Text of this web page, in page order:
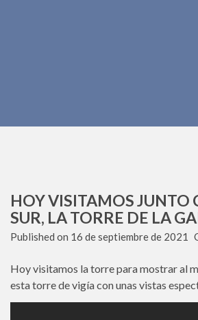
HOY VISITAMOS JUNTO
SUR, LA TORRE DE LA
Published on 16 de septiembre de 2021
Hoy visitamos la torre para mostrar al
esta torre de vigía con unas vistas